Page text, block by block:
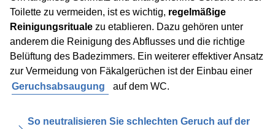
Toilette zu vermeiden, ist es wichtig, regelmäßige
Reinigungsrituale zu etablieren. Dazu gehören unter
anderem die Reinigung des Abflusses und die richtige
Belüftung des Badezimmers. Ein weiterer effektiver Ansatz
zur Vermeidung von Fäkalgerüchen ist der Einbau einer
Geruchsabsaugung
auf dem WC.
So neutralisieren Sie schlechten Geruch auf der